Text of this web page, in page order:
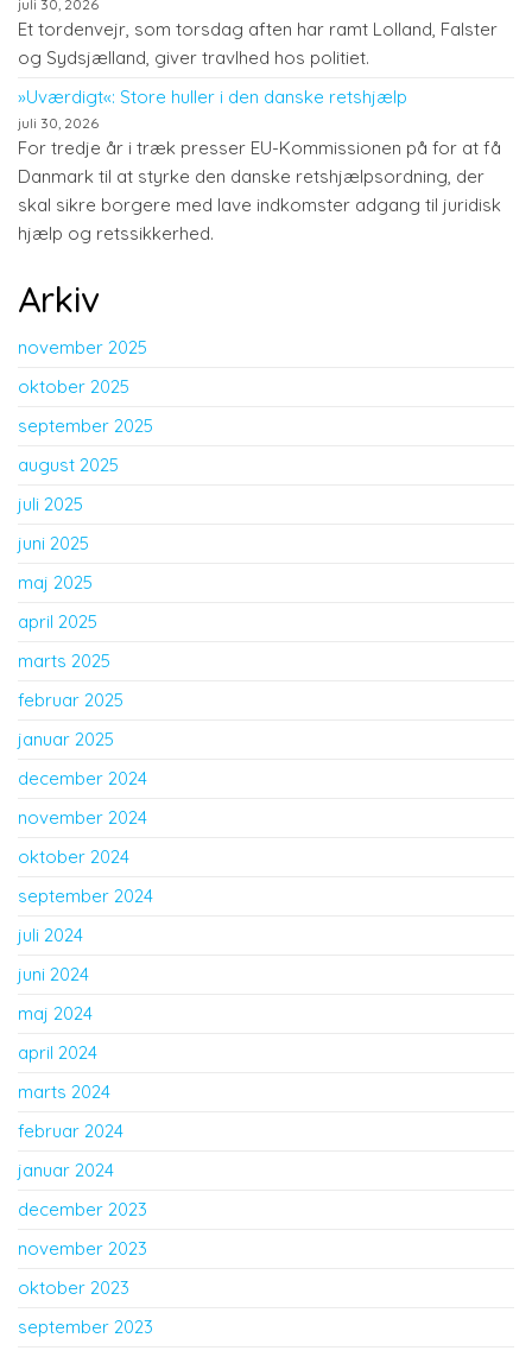
juli 30, 2026
Et tordenvejr, som torsdag aften har ramt Lolland, Falster
og Sydsjælland, giver travlhed hos politiet.
»Uværdigt«: Store huller i den danske retshjælp
juli 30, 2026
For tredje år i træk presser EU-Kommissionen på for at få
Danmark til at styrke den danske retshjælpsordning, der
skal sikre borgere med lave indkomster adgang til juridisk
hjælp og retssikkerhed.
Arkiv
november 2025
oktober 2025
september 2025
august 2025
juli 2025
juni 2025
maj 2025
april 2025
marts 2025
februar 2025
januar 2025
december 2024
november 2024
oktober 2024
september 2024
juli 2024
juni 2024
maj 2024
april 2024
marts 2024
februar 2024
januar 2024
december 2023
november 2023
oktober 2023
september 2023